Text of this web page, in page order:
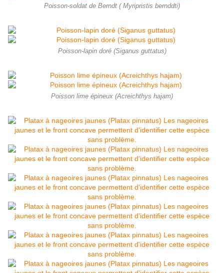
Poisson-soldat de Berndt ( Myripristis bernddti)
Poisson-lapin doré (Siganus guttatus)
Poisson lime épineux (Acreichthys hajam)